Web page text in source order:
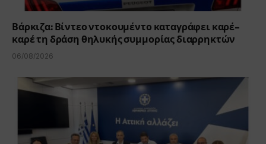
Βάρκιζα: Βίντεο ντοκουμέντο καταγράφει καρέ-
καρέ τη δράση θηλυκής συμμορίας διαρρηκτών
06/08/2026